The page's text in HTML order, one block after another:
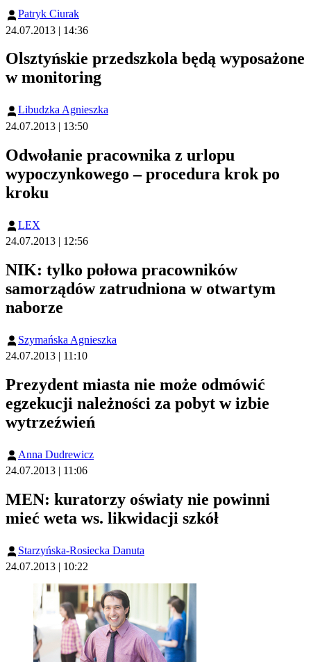
Patryk Ciurak
24.07.2013 | 14:36
Olsztyńskie przedszkola będą wyposażone
w monitoring
Libudzka Agnieszka
24.07.2013 | 13:50
Odwołanie pracownika z urlopu
wypoczynkowego – procedura krok po
kroku
LEX
24.07.2013 | 12:56
NIK: tylko połowa pracowników
samorządów zatrudniona w otwartym
naborze
Szymańska Agnieszka
24.07.2013 | 11:10
Prezydent miasta nie może odmówić
egzekucji należności za pobyt w izbie
wytrzeźwień
Anna Dudrewicz
24.07.2013 | 11:06
MEN: kuratorzy oświaty nie powinni
mieć weta ws. likwidacji szkół
Starzyńska-Rosiecka Danuta
24.07.2013 | 10:22